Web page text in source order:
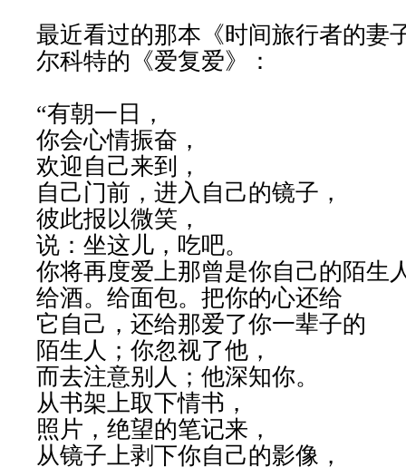
最近看过的那本《时间旅行者的妻
尔科特的《爱复爱》：
“有朝一日，
你会心情振奋，
欢迎自己来到，
自己门前，进入自己的镜子，
彼此报以微笑，
说：坐这儿，吃吧。
你将再度爱上那曾是你自己的陌生
给酒。给面包。把你的心还给
它自己，还给那爱了你一辈子的
陌生人；你忽视了他，
而去注意别人；他深知你。
从书架上取下情书，
照片，绝望的笔记来，
从镜子上剥下你自己的影像，